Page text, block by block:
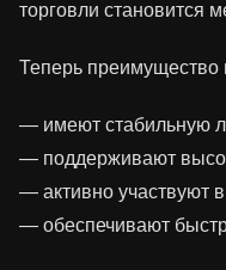
торговли становится
Теперь преимущество
— имеют стабильную
— поддерживают
— активно участвуют
— обеспечивают